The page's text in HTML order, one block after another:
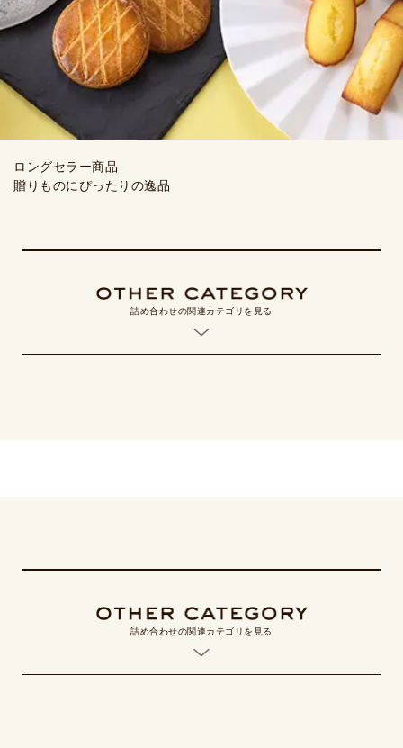
ロングセラー商品
贈りものにぴったりの逸品
詰め合わせの関連カテゴリを見る
詰め合わせの関連カテゴリを見る